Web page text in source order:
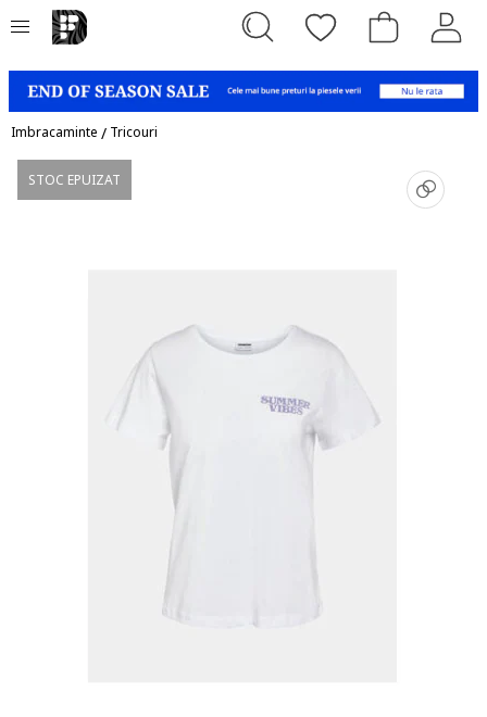
Imbracaminte / Tricouri
STOC EPUIZAT